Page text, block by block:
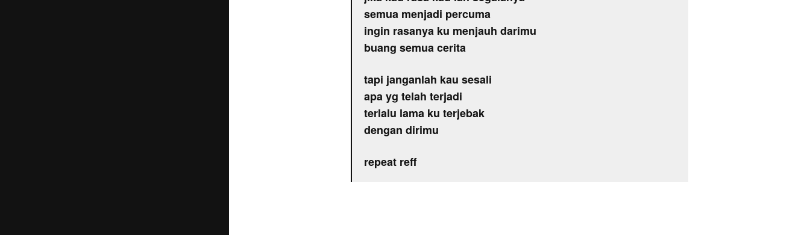
semua menjadi percuma
ingin rasanya ku menjauh darimu
buang semua cerita
tapi janganlah kau sesali
apa yg telah terjadi
terlalu lama ku terjebak
dengan dirimu
repeat reff